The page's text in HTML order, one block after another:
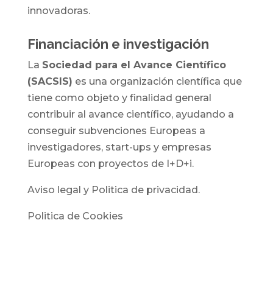
innovadoras.
Financiación e investigación
La Sociedad para el Avance Científico
(SACSIS) es una organización científica que
tiene como objeto y finalidad general
contribuir al avance científico, ayudando a
conseguir subvenciones Europeas a
investigadores, start-ups y empresas
Europeas con proyectos de I+D+i.
Aviso legal y Politica de privacidad.
Politica de Cookies